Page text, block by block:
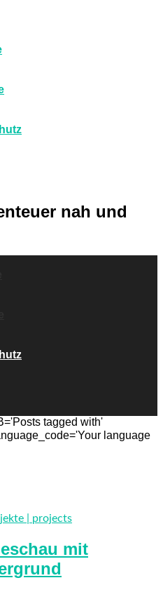
nah und
tagged with'
language
| projects
mit